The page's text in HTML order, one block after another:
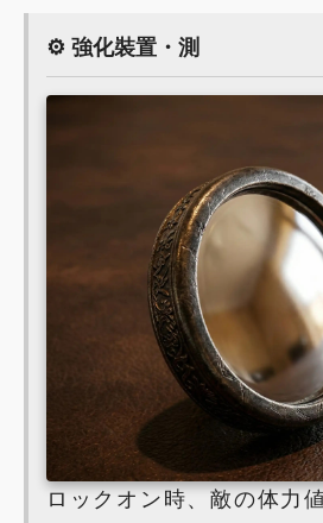
⚙️ 強化裝置・測
ロックオン時、敵の体力